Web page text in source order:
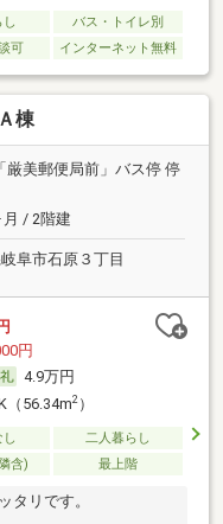
バス・トイレ別
可 インターネット無料
棟
厳美郵便局前」バス停 停
/ 2階建
阜市石原３丁目
円
4.9万円
（56.34m2）
二人暮らし
含) 最上階
タリです。